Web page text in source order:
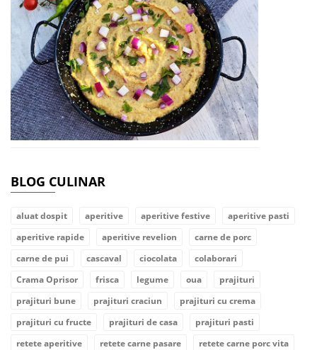
BLOG CULINAR
aluat dospit aperitive aperitive festive
aperitive pasti
aperitive rapide
aperitive revelion
carne de porc
carne de pui
cascaval ciocolata
colaborari
Crama Oprisor
frisca legume oua
prajituri
prajituri bune
prajituri craciun
prajituri cu crema
prajituri cu fructe
prajituri de casa
prajituri pasti
retete aperitive
retete carne pasare
retete carne porc vita